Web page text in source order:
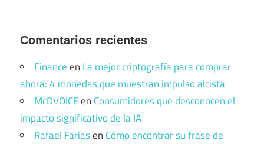
Comentarios recientes
Financeen La mejor criptografía para comprar
ahora: 4 monedas que muestran impulso alcista
McDVOICEen Consumidores que desconocen el
impacto significativo de la IA
Rafael Faríasen Cómo encontrar su frase de